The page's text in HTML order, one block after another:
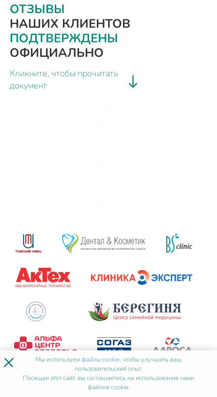
ОТЗЫВЫ
НАШИХ КЛИЕНТОВ
ПОДТВЕРЖДЕНЫ
ОФИЦИАЛЬНО
Кликните, чтобы прочитать
документ
× Мы используемфайлы cookie, чтобы улучшить ваш
пользовательский опыт.
Посещая этот сайт, вы соглашаетесь на использование нами
файлов cookie.